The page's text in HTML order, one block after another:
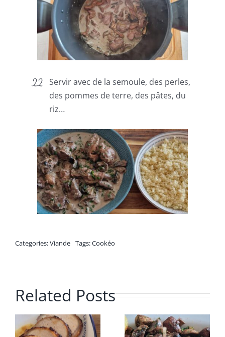
Servir avec de la semoule, des perles,
des pommes de terre, des pâtes, du
riz…
Categories:Viande Tags:Cookéo
Related Posts